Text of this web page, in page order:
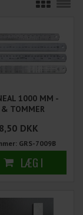
1000 MM -
TOMMER
DKK
GRS-7009B